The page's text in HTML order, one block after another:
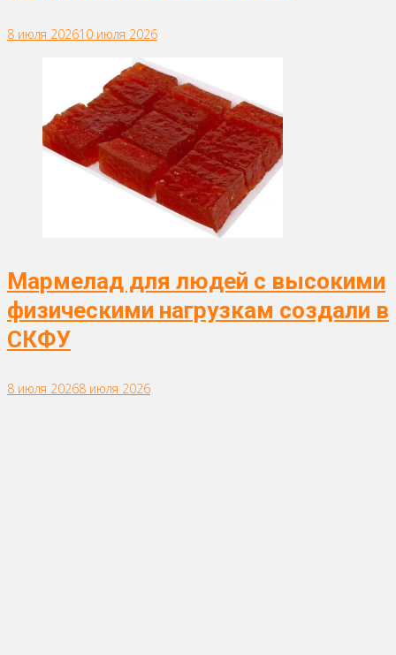
8 июля 202610 июля 2026
Мармелад для людей с высокими
физическими нагрузкам создали в
СКФУ
8 июля 20268 июля 2026